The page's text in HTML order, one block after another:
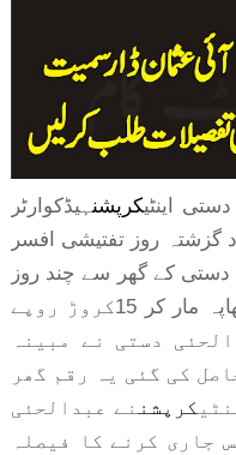
اینٹیکرپشنہیڈکوارٹر
گزشتہ روز تفتیشی افسر
دستی کے گھر سے چند روز
پنجاب نے چھاپہ مار کر 15کروڑ روپے
دستی نے مبینہ
کی گئی یہ رقم گھر
کرپشننے عبدالحئی
جاری کرنے کا فیصلہ